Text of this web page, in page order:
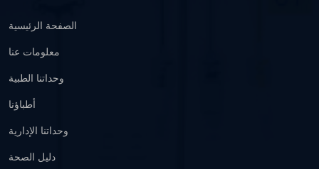
الصفحة الرئيسية
معلومات عنا
وحداتنا الطبية
أطباؤنا
وحداتنا الإدارية
دليل الصحة